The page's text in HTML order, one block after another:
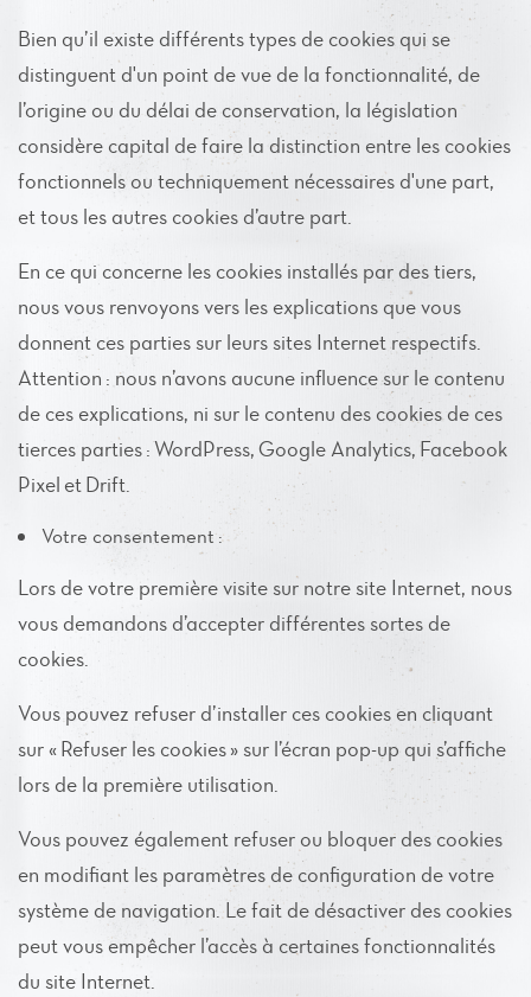
Bien qu’il existe différents types de cookies qui se
distinguent d'un point de vue de la fonctionnalité, de
l’origine ou du délai de conservation, la législation
considère capital de faire la distinction entre les cookies
fonctionnels ou techniquement nécessaires d'une part,
et tous les autres cookies d’autre part.
En ce qui concerne les cookies installés par des tiers,
nous vous renvoyons vers les explications que vous
donnent ces parties sur leurs sites Internet respectifs.
Attention : nous n’avons aucune influence sur le contenu
de ces explications, ni sur le contenu des cookies de ces
tierces parties : WordPress, Google Analytics, Facebook
Pixel et Drift.
Votre consentement :
Lors de votre première visite sur notre site Internet, nous
vous demandons d’accepter différentes sortes de
cookies.
Vous pouvez refuser d’installer ces cookies en cliquant
sur « Refuser les cookies » sur l’écran pop-up qui s’affiche
lors de la première utilisation.
Vous pouvez également refuser ou bloquer des cookies
en modifiant les paramètres de configuration de votre
système de navigation. Le fait de désactiver des cookies
peut vous empêcher l’accès à certaines fonctionnalités
du site Internet.